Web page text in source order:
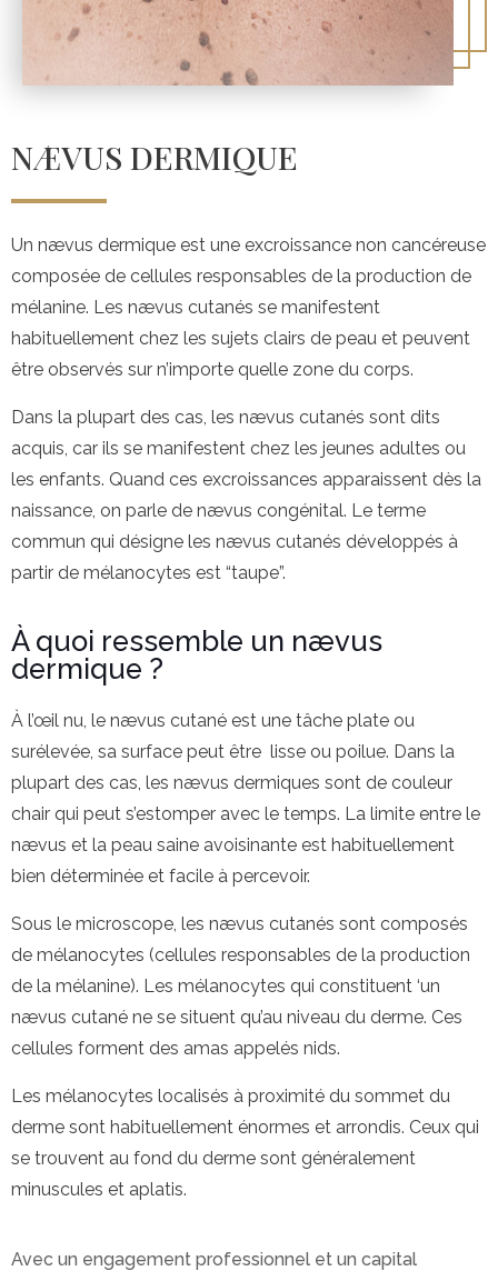
NÆVUS DERMIQUE
Un nævus dermique est une excroissance non cancéreuse
composée de cellules responsables de la production de
mélanine. Les nævus cutanés se manifestent
habituellement chez les sujets clairs de peau et peuvent
être observés sur n’importe quelle zone du corps.
Dans la plupart des cas, les nævus cutanés sont dits
acquis, car ils se manifestent chez les jeunes adultes ou
les enfants. Quand ces excroissances apparaissent dès la
naissance, on parle de nævus congénital. Le terme
commun qui désigne les nævus cutanés développés à
partir de mélanocytes est “taupe”.
À quoi ressemble un nævus
dermique ?
À l’œil nu, le nævus cutané est une tâche plate ou
surélevée, sa surface peut être lisse ou poilue. Dans la
plupart des cas, les nævus dermiques sont de couleur
chair qui peut s’estomper avec le temps. La limite entre le
nævus et la peau saine avoisinante est habituellement
bien déterminée et facile à percevoir.
Sous le microscope, les nævus cutanés sont composés
de mélanocytes (cellules responsables de la production
de la mélanine). Les mélanocytes qui constituent ‘un
nævus cutané ne se situent qu’au niveau du derme. Ces
cellules forment des amas appelés nids.
Les mélanocytes localisés à proximité du sommet du
derme sont habituellement énormes et arrondis. Ceux qui
se trouvent au fond du derme sont généralement
minuscules et aplatis.
Avec un engagement professionnel et un capital